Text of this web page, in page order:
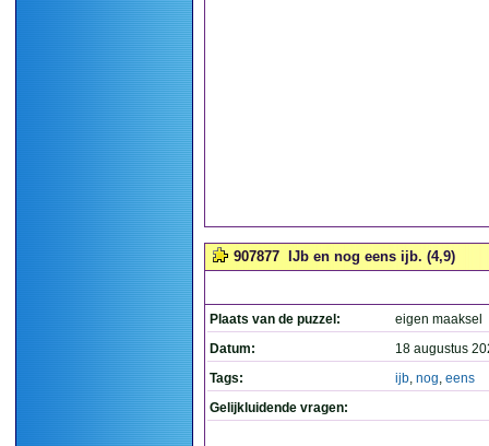
907877 IJb en nog eens ijb. (4,9)
Plaats van de puzzel:
eigen maaksel
Datum:
18 augustus
Tags:
ijb, nog, eens
Gelijkluidende vragen: